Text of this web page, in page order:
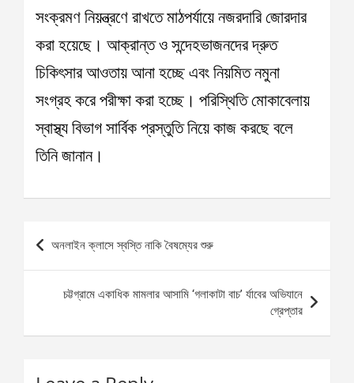
সংক্রমণ নিয়ন্ত্রণে রাখতে মাঠপর্যায়ে নজরদারি জোরদার
করা হয়েছে। আক্রান্ত ও সন্দেহভাজনদের দ্রুত
চিকিৎসার আওতায় আনা হচ্ছে এবং নিয়মিত নমুনা
সংগ্রহ করে পরীক্ষা করা হচ্ছে। পরিস্থিতি মোকাবেলায়
স্বাস্থ্য বিভাগ সার্বিক প্রস্তুতি নিয়ে কাজ করছে বলে
তিনি জানান।
Post
navigation
অনলাইন ক্লাসে স্বস্তি নাকি বৈষম্যের শুরু
চট্টগ্রামে একাধিক মামলার আসামি ‘গলাকাটা বাচ’ র্যাবের অভিযানে
গ্রেপ্তার